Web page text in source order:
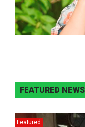
FEATURED NEWS
Featured